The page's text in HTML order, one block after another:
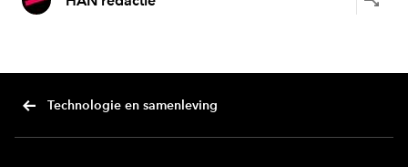
Technologie en samenleving